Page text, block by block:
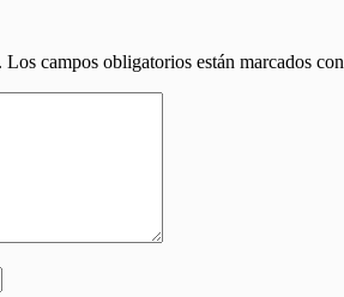
Los campos obligatorios están marcados con